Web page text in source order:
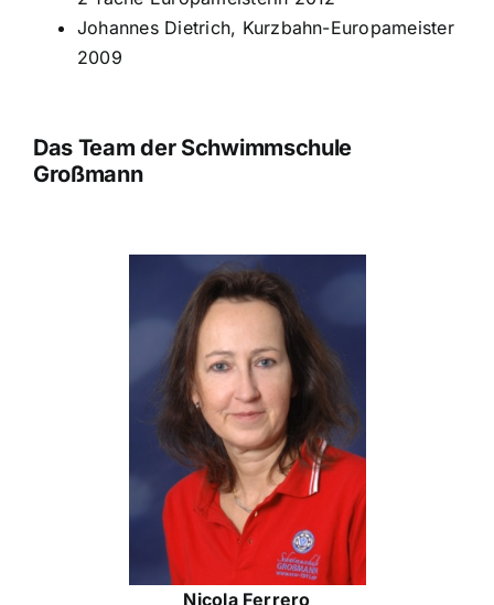
Johannes Dietrich, Kurzbahn-Europameister
2009
Das Team der Schwimmschule
Großmann
Nicola Ferrero